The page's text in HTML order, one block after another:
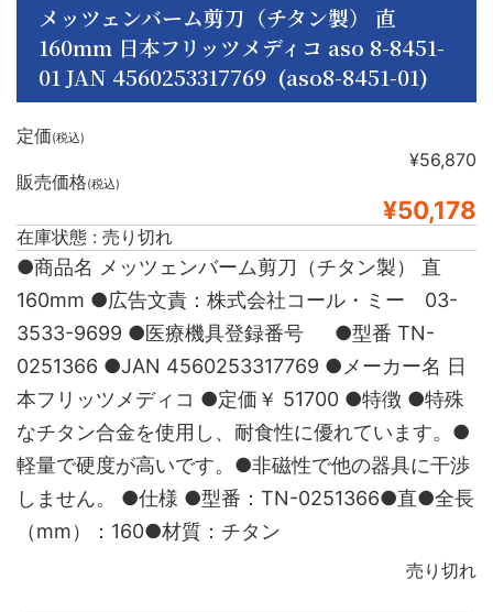
メッツェンバーム剪刀（チタン製） 直
160mm 日本フリッツメディコ aso 8-8451-
01 JAN 4560253317769 (aso8-8451-01)
定価(税込)
¥56,870
販売価格(税込)
¥50,178
在庫状態 : 売り切れ
●商品名 メッツェンバーム剪刀（チタン製） 直
160mm ●広告文責：株式会社コール・ミー 03-
3533-9699 ●医療機具登録番号 ●型番 TN-
0251366 ●JAN 4560253317769 ●メーカー名 日
本フリッツメディコ ●定価￥ 51700 ●特徴 ●特殊
なチタン合金を使用し、耐食性に優れています。●
軽量で硬度が高いです。●非磁性で他の器具に干渉
しません。 ●仕様 ●型番：TN-0251366●直●全長
（mm）：160●材質：チタン
売り切れ